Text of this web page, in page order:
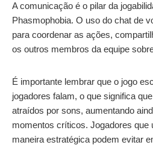
A comunicação é o pilar da
Phasmophobia. O uso do chat de
para coordenar as ações,
os outros membros da equipe
É importante lembrar que o jogo
jogadores falam, o que significa
atraídos por sons, aumentando
momentos críticos. Jogadores que
maneira estratégica podem evitar